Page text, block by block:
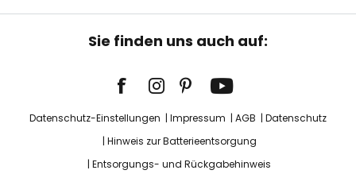
Sie finden uns auch auf:
Datenschutz-Einstellungen Impressum AGB
Datenschutz
Hinweis zur Batterieentsorgung
Entsorgungs- und Rückgabehinweis